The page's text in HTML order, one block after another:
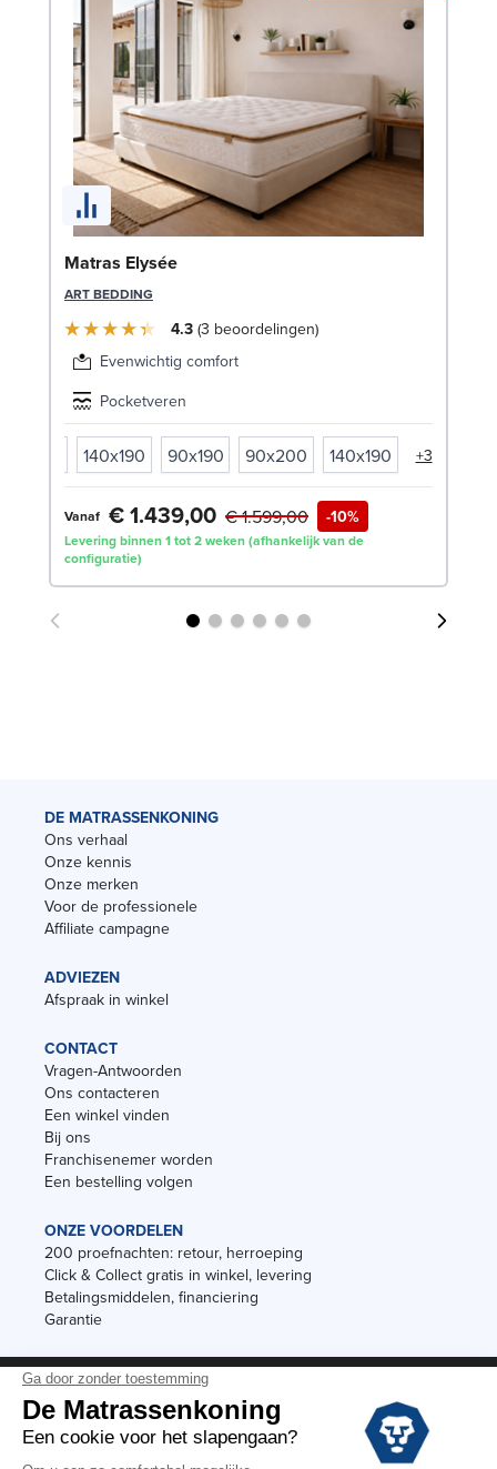
Matras Elysée
ART BEDDING
4.3 3 beoordelingen
Evenwichtig comfort
Pocketveren
140x190 90x190 90x200 140x190 +3
Vanaf € 1.439,00 -10%
€ 1.599,00
Levering binnen 1 tot 2 weken (afhankelijk van de
configuratie)
DE MATRASSENKONING
Ons verhaal
Onze kennis
Onze merken
Voor de professionele
Affiliate campagne
ADVIEZEN
Afspraak in winkel
CONTACT
Vragen-Antwoorden
Ons contacteren
Een winkel vinden
Bij ons
Franchisenemer worden
Een bestelling volgen
ONZE VOORDELEN
200 proefnachten: retour, herroeping
Click & Collect gratis in winkel, levering
Betalingsmiddelen, financiering
Garantie
Black Friday
Voorraadverkoop